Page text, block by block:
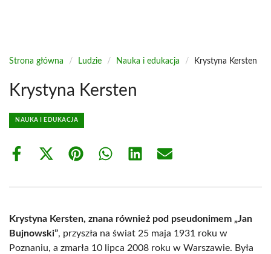
Strona główna / Ludzie / Nauka i edukacja / Krystyna Kersten
Krystyna Kersten
NAUKA I EDUKACJA
Share
Share
(Twitter)
Share Share Share Share
Krystyna Kersten, znana również pod pseudonimem „Jan
Bujnowski”, przyszła na świat 25 maja 1931 roku w
Poznaniu, a zmarła 10 lipca 2008 roku w Warszawie. Była